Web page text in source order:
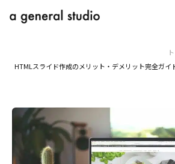
HTMLスライド作成のメリット・デメリット完全ガ